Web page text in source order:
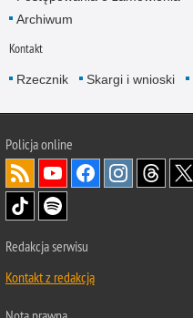
Archiwum
Kontakt
Rzecznik Skargi i wnioski
Policjaonline
Redakcja serwisu
Kontakt z redakcją